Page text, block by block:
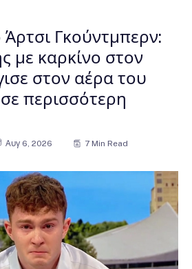
Άρτσι Γκούντμπερν:
με καρκίνο στον
στον αέρα του
περισσότερη
Αυγ 6, 2026 7 Min Read